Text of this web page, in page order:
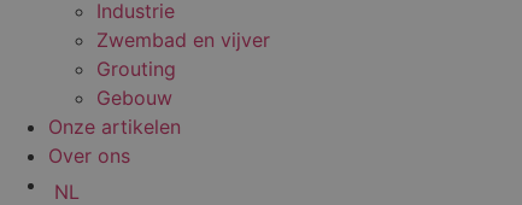
Industrie
Zwembad en vijver
Grouting
Gebouw
Onze artikelen
Over ons
NL